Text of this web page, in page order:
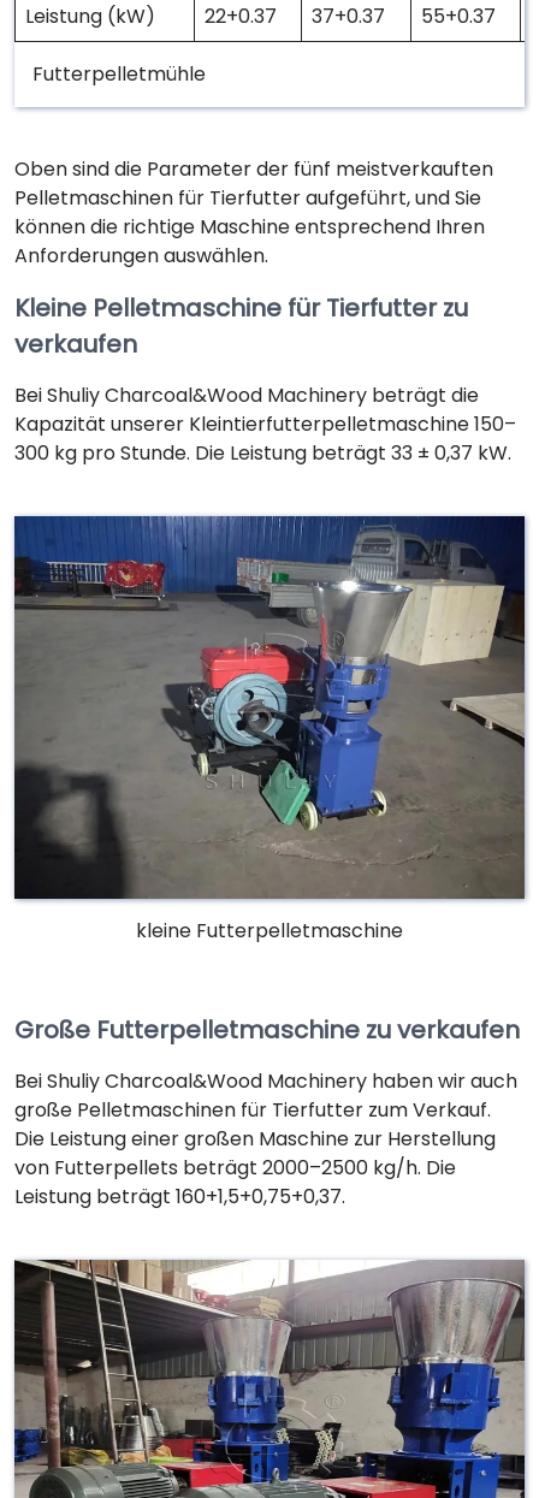
Leistung (kW)
22+0.37 37+0.37 55+0.37
Futterpelletmühle
Oben sind die Parameter der fünf meistverkauften
Pelletmaschinen für Tierfutter aufgeführt, und Sie
können die richtige Maschine entsprechend Ihren
Anforderungen auswählen.
Kleine Pelletmaschine für Tierfutter zu
verkaufen
Bei Shuliy Charcoal&Wood Machinery beträgt die
Kapazität unserer Kleintierfutterpelletmaschine 150–
300 kg pro Stunde. Die Leistung beträgt 33 ± 0,37 kW.
kleine Futterpelletmaschine
Große Futterpelletmaschine zu verkaufen
Bei Shuliy Charcoal&Wood Machinery haben wir auch
große Pelletmaschinen für Tierfutter zum Verkauf.
Die Leistung einer großen Maschine zur Herstellung
von Futterpellets beträgt 2000–2500 kg/h. Die
Leistung beträgt 160+1,5+0,75+0,37.